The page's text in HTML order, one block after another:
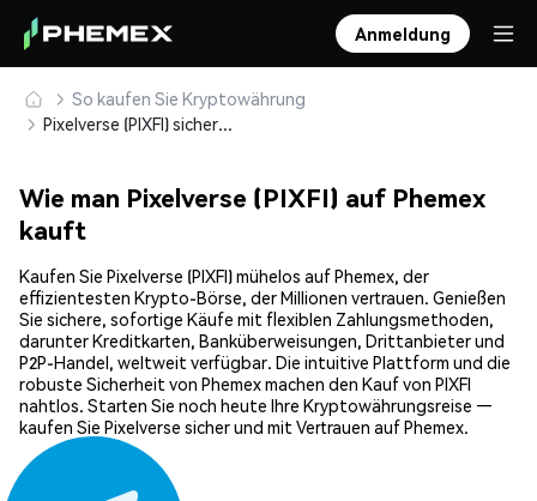
Anmeldung
So kaufen Sie Kryptowährung
Pixelverse (PIXFI) sicher kaufen und speichern
Wie man Pixelverse (PIXFI) auf Phemex
kauft
Kaufen Sie Pixelverse (PIXFI) mühelos auf Phemex, der
effizientesten Krypto-Börse, der Millionen vertrauen. Genießen
Sie sichere, sofortige Käufe mit flexiblen Zahlungsmethoden,
darunter Kreditkarten, Banküberweisungen, Drittanbieter und
P2P-Handel, weltweit verfügbar. Die intuitive Plattform und die
robuste Sicherheit von Phemex machen den Kauf von PIXFI
nahtlos. Starten Sie noch heute Ihre Kryptowährungsreise —
kaufen Sie Pixelverse sicher und mit Vertrauen auf Phemex.